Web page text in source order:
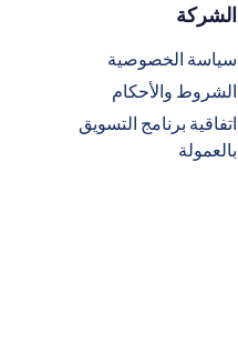
الشركة
سياسة الخصوصية
الشروط والأحكام
اتفاقية برنامج التسويق
بالعمولة